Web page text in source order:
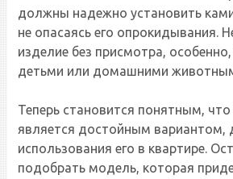
должны надежно установить
не опасаясь его опрокидывания.
изделие без присмотра,
детьми или домашними
Теперь становится понятным,
является достойным вариантом,
использования его в квартире.
подобрать модель, которая